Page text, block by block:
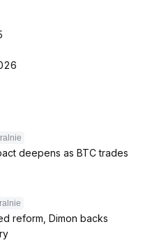
deepens as BTC trades
reform, Dimon backs